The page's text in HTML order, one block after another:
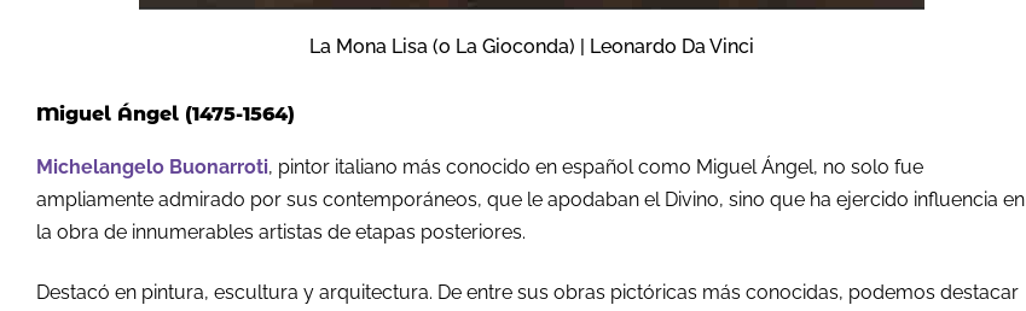
La Mona Lisa (o La Gioconda) | Leonardo Da Vinci
Miguel Ángel (1475-1564)
Michelangelo Buonarroti, pintor italiano más conocido en español como Miguel Ángel, no solo fue
ampliamente admirado por sus contemporáneos, que le apodaban el Divino, sino que ha ejercido influencia en
la obra de innumerables artistas de etapas posteriores.
Destacó en pintura, escultura y arquitectura. De entre sus obras pictóricas más conocidas, podemos destacar